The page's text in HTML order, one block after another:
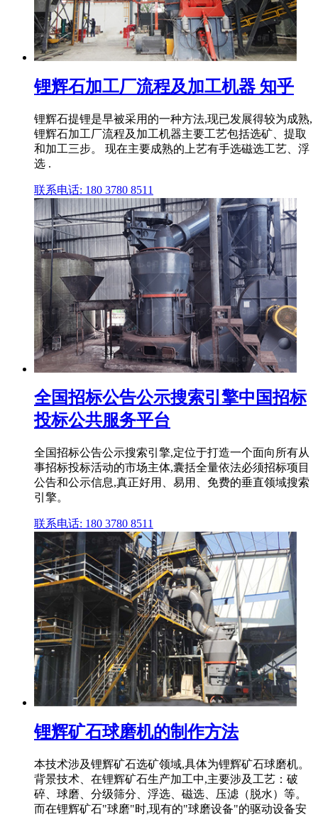
锂辉石加工厂流程及加工机器 知乎
锂辉石提锂是早被采用的一种方法,现已发展得较为成熟,
锂辉石加工厂流程及加工机器主要工艺包括选矿、提取
和加工三步。 现在主要成熟的上艺有手选磁选工艺、浮
选 .
联系电话: 180 3780 8511
全国招标公告公示搜索引擎中国招标
投标公共服务平台
全国招标公告公示搜索引擎,定位于打造一个面向所有从
事招标投标活动的市场主体,囊括全量依法必须招标项目
公告和公示信息,真正好用、易用、免费的垂直领域搜索
引擎。
联系电话: 180 3780 8511
锂辉矿石球磨机的制作方法
本技术涉及锂辉矿石选矿领域,具体为锂辉矿石球磨机。
背景技术、在锂辉矿石生产加工中,主要涉及工艺：破
碎、球磨、分级筛分、浮选、磁选、压滤（脱水）等。
而在锂辉矿石"球磨"时,现有的"球磨设备"的驱动设备安